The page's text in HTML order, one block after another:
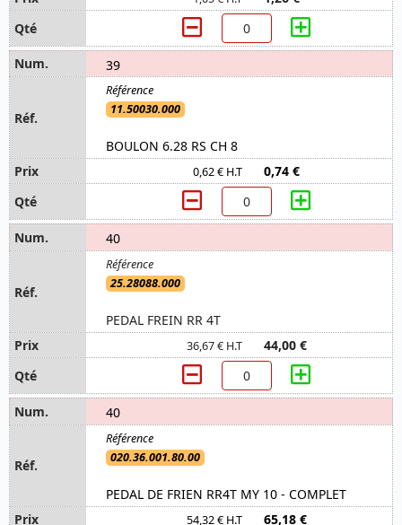
39
11.50030.000
BOULON 6.28 RS CH 8
0,62 € H.T 0,74 €
40
25.28088.000
PEDAL FREIN RR 4T
36,67 € H.T 44,00 €
40
020.36.001.80.00
PEDAL DE FRIEN RR4T MY 10 - COMPLET
54,32 € H.T 65,18 €